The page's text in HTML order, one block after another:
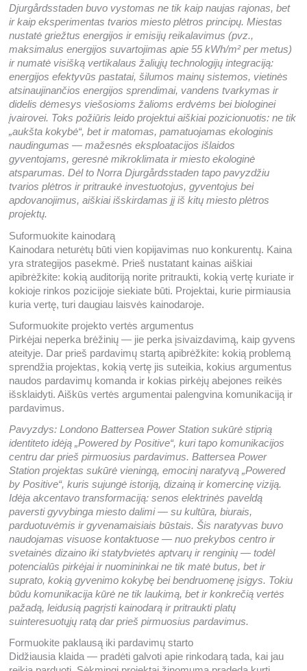
Djurgårdsstaden buvo vystomas ne tik kaip naujas rajonas, bet
ir kaip eksperimentas tvarios miesto plėtros principų. Miestas
nustatė griežtus energijos ir emisijų reikalavimus (pvz.,
maksimalus energijos suvartojimas apie 55 kWh/m² per metus)
ir numatė visišką vertikalaus žaliųjų technologijų integraciją:
energijos efektyvūs pastatai, šilumos mainų sistemos, vietinės
atsinaujinančios energijos sprendimai, vandens tvarkymas ir
didelis dėmesys viešosioms žalioms erdvėms bei biologinei
įvairovei. Toks požiūris leido projektui aiškiai pozicionuotis: ne tik
„aukšta kokybė“, bet ir matomas, pamatuojamas ekologinis
naudingumas — mažesnės eksploatacijos išlaidos
gyventojams, geresnė mikroklimata ir miesto ekologinė
atsparumas. Dėl to Norra Djurgårdsstaden tapo pavyzdžiu
tvarios plėtros ir pritraukė investuotojus, gyventojus bei
apdovanojimus, aiškiai išskirdamas jį iš kitų miesto plėtros
projektų.
Suformuokite kainodarą
Kainodara neturėtų būti vien kopijavimas nuo konkurentų. Kaina
yra strategijos pasekmė. Prieš nustatant kainas aiškiai
apibrėžkite: kokią auditoriją norite pritraukti, kokią vertę kuriate ir
kokioje rinkos pozicijoje siekiate būti. Projektai, kurie pirmiausia
kuria vertę, turi daugiau laisvės kainodaroje.
Suformuokite projekto vertės argumentus
Pirkėjai neperka brėžinių — jie perka įsivaizdavimą, kaip gyvens
ateityje. Dar prieš pardavimų startą apibrėžkite: kokią problemą
sprendžia projektas, kokią vertę jis suteikia, kokius argumentus
naudos pardavimų komanda ir kokias pirkėjų abejones reikės
išsklaidyti. Aiškūs vertės argumentai palengvina komunikaciją ir
pardavimus.
Pavyzdys: Londono Battersea Power Station sukūrė stiprią
identiteto idėją „Powered by Positive“, kuri tapo komunikacijos
centru dar prieš pirmuosius pardavimus. Battersea Power
Station projektas sukūrė vieningą, emocinį naratyvą „Powered
by Positive“, kuris sujungė istoriją, dizainą ir komercinę viziją.
Idėja akcentavo transformaciją: senos elektrinės paveldą
paversti gyvybinga miesto dalimi — su kultūra, biurais,
parduotuvėmis ir gyvenamaisiais būstais. Šis naratyvas buvo
naudojamas visuose kontaktuose — nuo prekybos centro ir
svetainės dizaino iki statybvietės aptvarų ir renginių — todėl
potencialūs pirkėjai ir nuomininkai ne tik matė butus, bet ir
suprato, kokią gyvenimo kokybę bei bendruomenę įsigys. Tokiu
būdu komunikacija kūrė ne tik laukimą, bet ir konkrečią vertės
pažadą, leidusią pagrįsti kainodarą ir pritraukti platų
suinteresuotųjų ratą dar prieš pirmuosius pardavimus.
Formuokite paklausą iki pardavimų starto
Didžiausia klaida — pradėti galvoti apie rinkodarą tada, kai jau